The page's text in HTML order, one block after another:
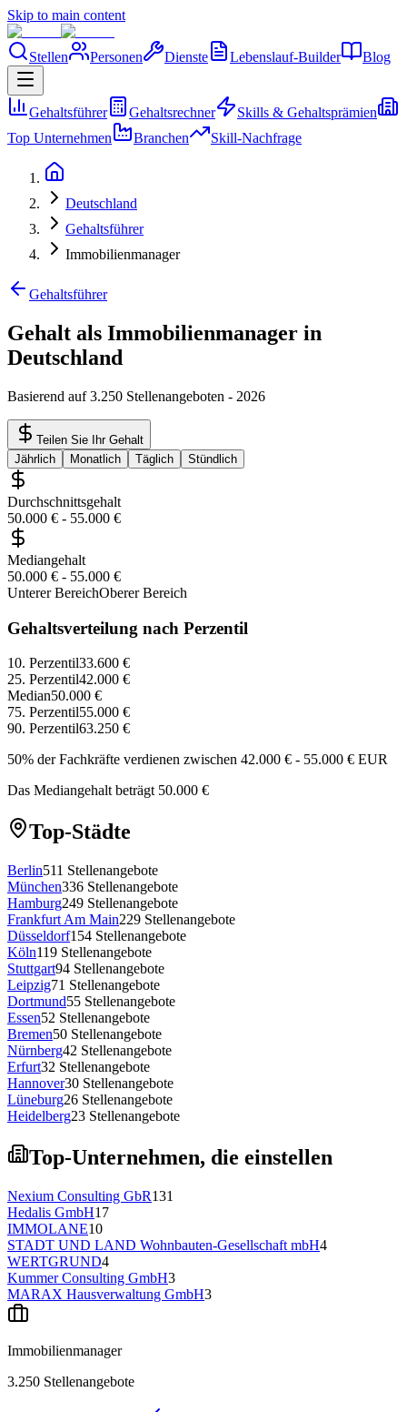
Skip to main content
Stellen Personen Dienste Lebenslauf-Builder Blog
Gehaltsführer Gehaltsrechner
Skills & Gehaltsprämien
Top Unternehmen
Branchen Skill-Nachfrage
Deutschland
Gehaltsführer
Immobilienmanager
Gehaltsführer
Gehalt als Immobilienmanager in
Deutschland
Basierend auf 3.250 Stellenangeboten - 2026
Teilen Sie Ihr Gehalt
Jährlich
Monatlich Täglich Stündlich
Durchschnittsgehalt
50.000 € - 55.000 €
Mediangehalt
50.000 € - 55.000 €
Unterer BereichOberer Bereich
Gehaltsverteilung nach Perzentil
10. Perzentil33.600 €
25. Perzentil42.000 €
Median50.000 €
75. Perzentil55.000 €
90. Perzentil63.250 €
50% der Fachkräfte verdienen zwischen 42.000 € - 55.000 € EUR
Das Mediangehalt beträgt 50.000 €
Top-Städte
Berlin511 Stellenangebote
München336 Stellenangebote
Hamburg249 Stellenangebote
Frankfurt Am Main229 Stellenangebote
Düsseldorf154 Stellenangebote
Köln119 Stellenangebote
Stuttgart94 Stellenangebote
Leipzig71 Stellenangebote
Dortmund55 Stellenangebote
Essen52 Stellenangebote
Bremen50 Stellenangebote
Nürnberg42 Stellenangebote
Erfurt32 Stellenangebote
Hannover30 Stellenangebote
Lüneburg26 Stellenangebote
Heidelberg23 Stellenangebote
Top-Unternehmen, die einstellen
Nexium Consulting GbR131
Hedalis GmbH17
IMMOLANE10
STADT UND LAND Wohnbauten-Gesellschaft mbH4
WERTGRUND4
Kummer Consulting GmbH3
MARAX Hausverwaltung GmbH3
Immobilienmanager
3.250 Stellenangebote